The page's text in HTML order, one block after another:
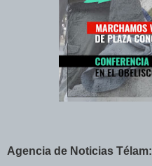
Agencia de Noticias Télam: